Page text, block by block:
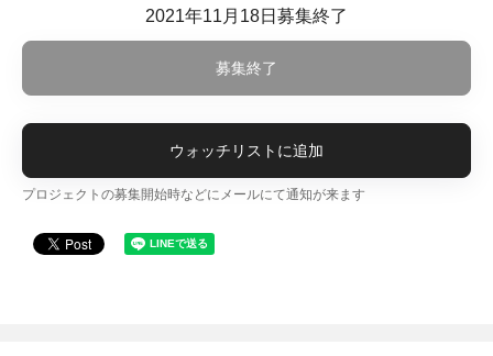
2021年11月18日募集終了
募集終了
ウォッチリストに追加
プロジェクトの募集開始時などにメールにて通知が来ます